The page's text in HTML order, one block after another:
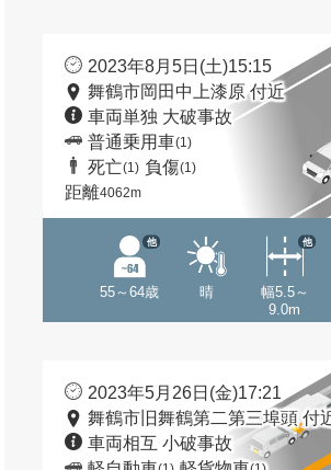
2023年8月5日(土)15:15
舞鶴市岡田中上漆原 付近
車両単独 大破事故
普通乗用車(1)
死亡(1) 負傷(1)
距離4062m
55～64歳
他
晴
幅5.5～
9.0m
他
2023年5月26日(金)17:21
舞鶴市旧舞鶴第二第三埠頭 付
車両相互 小破事故